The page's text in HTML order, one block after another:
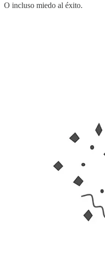
O incluso miedo al éxito.